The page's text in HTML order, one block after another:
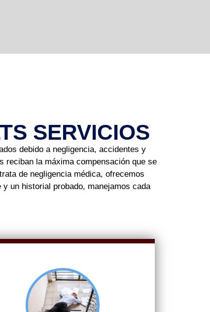
SERVICIOS
debido a negligencia, accidentes y
reciban la máxima compensación que se
de negligencia médica, ofrecemos
un historial probado, manejamos cada